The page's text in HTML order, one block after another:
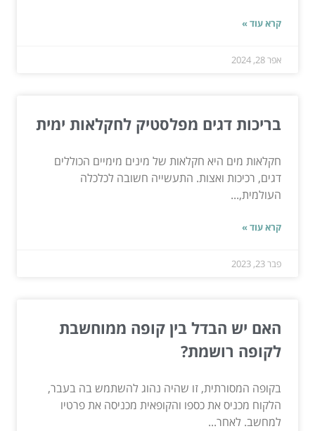
קרא עוד »
אפר 28, 2024
בריכות דגים מפלסטיק לחקלאות ימית
חקלאות מים היא חקלאות של מינים מימיים הכוללים
דגים, רכיכות ואצות. התעשייה חשובה לכלכלה
העולמית,...
קרא עוד »
פבר 23, 2023
האם יש הבדל בין קופה ממוחשבת
לקופה רושמת?
בקופה המסורתית, זו שהיה נהוג להשתמש בה בעבר,
הלקוח מכניס את כספו והקופאית מכניסה את פרטיו
למחשב. לאחר...